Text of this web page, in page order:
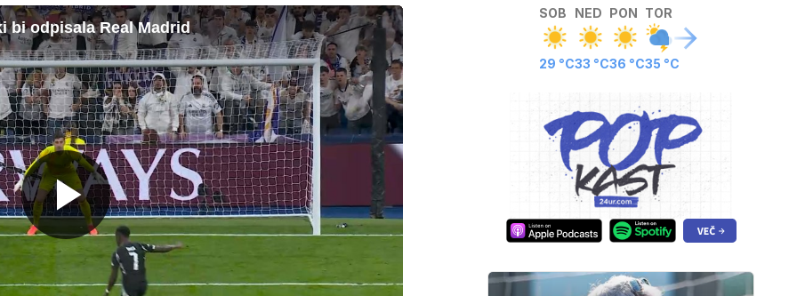
bi odpisala Real Madrid
Predvajaj
SOB
29 °C
NED
33 °C
PON
36 °C
TOR
35 °C